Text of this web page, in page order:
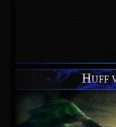
Huff